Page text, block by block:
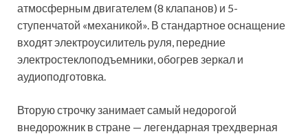
атмосферным двигателем (8 клапанов) и 5-
ступенчатой «механикой». В стандартное оснащение
входят электроусилитель руля, передние
электростеклоподъемники, обогрев зеркал и
аудиоподготовка.
Вторую строчку занимает самый недорогой
внедорожник в стране — легендарная трехдверная